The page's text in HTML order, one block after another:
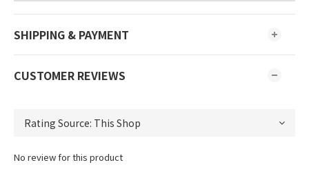
SHIPPING & PAYMENT
CUSTOMER REVIEWS
No review for this product